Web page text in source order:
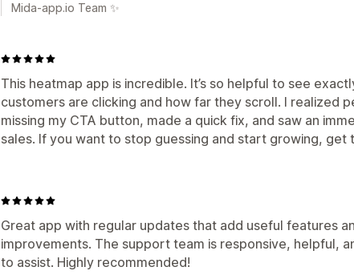
Mida-app.io Team ✨
This heatmap app is incredible. It’s so helpful to see
customers are clicking and how far they scroll. I realized
missing my CTA button, made a quick fix, and saw an
sales. If you want to stop guessing and start growing, get
Great app with regular updates that add useful features
improvements. The support team is responsive, helpful,
to assist. Highly recommended!